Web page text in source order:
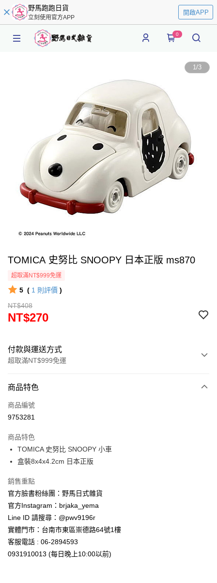
野馬跑跑日貨
立刻使用官方APP
開啟APP
0
1/3
TOMICA 史努比 SNOOPY 日本正版 ms870
超取滿NT$999免運
5 ( 1 則評價 )
NT$408
NT$270
付款與運送方式
超取滿NT$999免運
信用卡一次付款
信用卡分期付款
合作金庫商業銀行
華南商業銀行
上海商業儲蓄銀行
臺灣中小企業銀行
匯豐（台灣）商業銀行
聯邦商業銀行
元大商業銀行
台新國際商業銀行
中國信託商業銀行
台灣樂天信用卡公司
LINE Pay
Apple Pay
街口支付
悠遊付
Google Pay
ATM付款
商品特色
商品編號
9753281
商品特色
TOMICA 史努比 SNOOPY 小車
盒裝8x4x4.2cm 日本正版
銷售重點
官方臉書粉絲團：野馬日式雜貨
官方Instagram：brjaka_yema
Line ID 請搜尋：@pwv9196r
實體門市：台南市東區崇德路64號1樓
客服電話 : 06-2894593
0931910013 (每日晚上10:00以前)